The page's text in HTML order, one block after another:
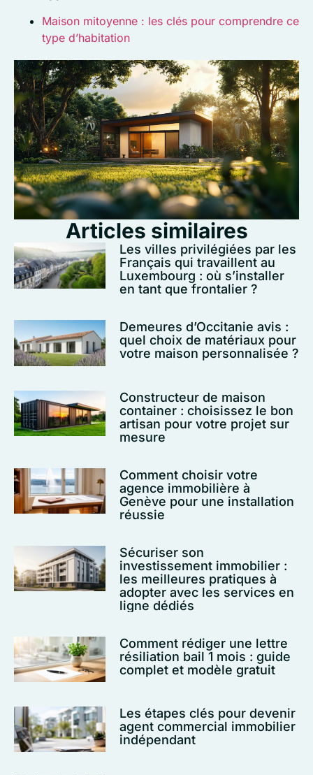
Maison mitoyenne : les clés pour comprendre ce
type d’habitation
Articles similaires
Les villes privilégiées par les
Français qui travaillent au
Luxembourg : où s’installer
en tant que frontalier ?
Demeures d’Occitanie avis :
quel choix de matériaux pour
votre maison personnalisée ?
Constructeur de maison
container : choisissez le bon
artisan pour votre projet sur
mesure
Comment choisir votre
agence immobilière à
Genève pour une installation
réussie
Sécuriser son
investissement immobilier :
les meilleures pratiques à
adopter avec les services en
ligne dédiés
Comment rédiger une lettre
résiliation bail 1 mois : guide
complet et modèle gratuit
Les étapes clés pour devenir
agent commercial immobilier
indépendant